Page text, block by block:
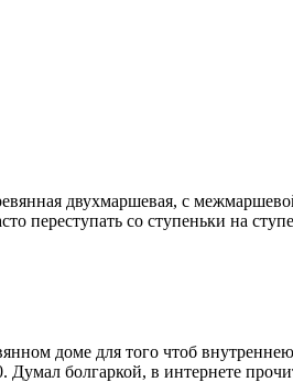
двухмаршевая, с
переступать со ступеньки на
доме для того чтоб
болгаркой, в интернете